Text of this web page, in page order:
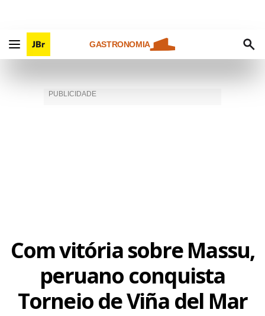
GASTRONOMIA
Com vitória sobre Massu,
peruano conquista
Torneio de Viña del Mar